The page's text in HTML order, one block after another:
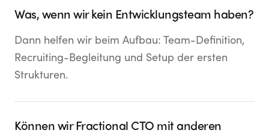
Was, wenn wir kein Entwicklungsteam haben?
Dann helfen wir beim Aufbau: Team-Definition,
Recruiting-Begleitung und Setup der ersten
Strukturen.
Können wir Fractional CTO mit anderen